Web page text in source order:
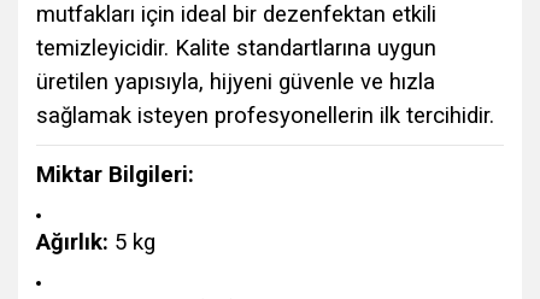
mutfakları için ideal bir dezenfektan etkili
temizleyicidir. Kalite standartlarına uygun
üretilen yapısıyla, hijyeni güvenle ve hızla
sağlamak isteyen profesyonellerin ilk tercihidir.
Miktar Bilgileri:
Ağırlık: 5 kg